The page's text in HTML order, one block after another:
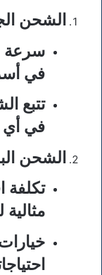
الشحن
سرعة
في
تتبع
في
الشحن
تكلفة